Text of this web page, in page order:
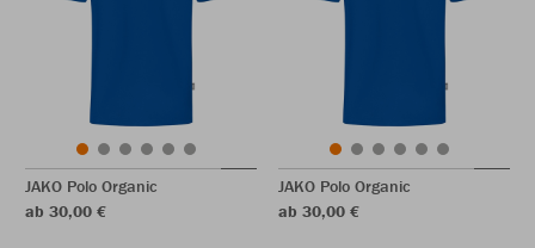
JAKO Polo Organic
ab 30,00 €
JAKO Polo Organic
ab 30,00 €